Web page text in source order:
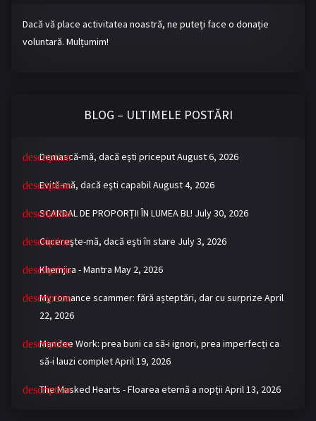
Dacă vă place activitatea noastră, ne puteți face o donație
voluntară. Mulțumim!
BLOG – ULTIMELE POSTĂRI
Demască-mă, dacă eşti priceputAugust 6, 2026
Evită-mă, dacă eşti capabilAugust 4, 2026
SCANDAL DE PROPORȚII ÎN LUMEA BL! July 30, 2026
Cucereşte-mă, dacă eşti în stare July 3, 2026
Khemjira - Mantra May 2, 2026
My romance scammer: fără așteptări, dar cu surprize April
22, 2026
Mandee Work: prea buni ca să-i ignori, prea imperfecți ca
să-i lauzi completApril 19, 2026
The Masked Hearts - Floarea eternă a nopții April 13, 2026